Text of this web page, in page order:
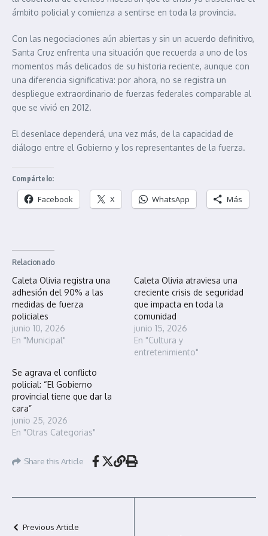
ámbito policial y comienza a sentirse en toda la provincia.
Con las negociaciones aún abiertas y sin un acuerdo definitivo,
Santa Cruz enfrenta una situación que recuerda a uno de los
momentos más delicados de su historia reciente, aunque con
una diferencia significativa: por ahora, no se registra un
despliegue extraordinario de fuerzas federales comparable al
que se vivió en 2012.
El desenlace dependerá, una vez más, de la capacidad de
diálogo entre el Gobierno y los representantes de la fuerza.
Compártelo:
Facebook X WhatsApp Más
Relacionado
Caleta Olivia registra una
adhesión del 90% a las
medidas de fuerza
policiales
junio 10, 2026
En "Municipal"
Caleta Olivia atraviesa una
creciente crisis de seguridad
que impacta en toda la
comunidad
junio 15, 2026
En "Cultura y
entretenimiento"
Se agrava el conflicto
policial: “El Gobierno
provincial tiene que dar la
cara”
junio 25, 2026
En "Otras Categorias"
Share this Article
Previous Article